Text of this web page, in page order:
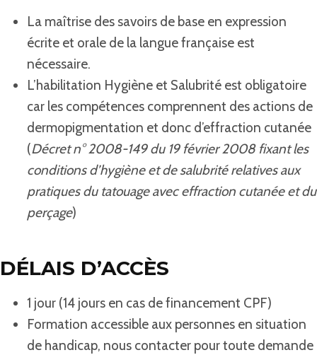
La maîtrise des savoirs de base en expression
écrite et orale de la langue française est
nécessaire.
L’habilitation Hygiène et Salubrité est obligatoire
car les compétences comprennent des actions de
dermopigmentation et donc d’effraction cutanée
(Décret n° 2008-149 du 19 février 2008 fixant les
conditions d’hygiène et de salubrité relatives aux
pratiques du tatouage avec effraction cutanée et du
perçage)
DÉLAIS D’ACCÈS
1 jour (14 jours en cas de financement CPF)
Formation accessible aux personnes en situation
de handicap, nous contacter pour toute demande